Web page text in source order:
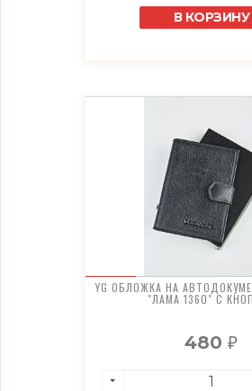
В КОРЗИНУ
YG ОБЛОЖКА НА
"ЛАМА 1360" С
480₽